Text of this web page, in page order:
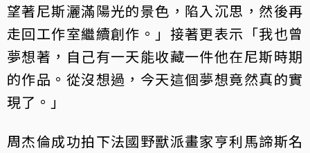
望著尼斯灑滿陽光的景色，陷入沉思，然後再
走回工作室繼續創作。」接著更表示「我也曾
夢想著，自己有一天能收藏一件他在尼斯時期
的作品。從沒想過，今天這個夢想竟然真的實
現了。」
周杰倫成功拍下法國野獸派畫家亨利馬諦斯名